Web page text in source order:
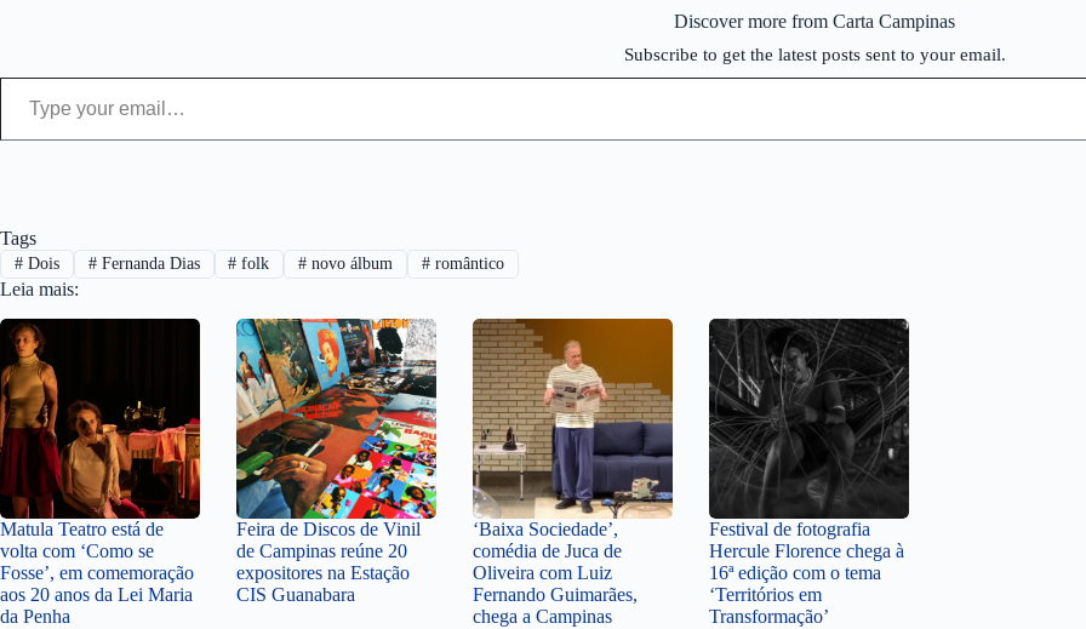
Discover more from Carta Campinas
Subscribe to get the latest posts sent to your email.
Type your email…
Tags
#Dois #Fernanda Dias # folk # novo álbum # romântico
Leia mais:
Matula Teatro está de
volta com ‘Como se
Fosse’, em comemoração
aos 20 anos da Lei Maria
da Penha
Feira de Discos de Vinil
de Campinas reúne 20
expositores na Estação
CIS Guanabara
‘Baixa Sociedade’,
comédia de Juca de
Oliveira com Luiz
Fernando Guimarães,
chega a Campinas
Festival de fotografia
Hercule Florence chega à
16ª edição com o tema
‘Territórios em
Transformação’